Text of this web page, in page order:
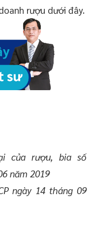
rượu dưới đây.
của rượu, bia số
năm 2019
ngày 14 tháng 09